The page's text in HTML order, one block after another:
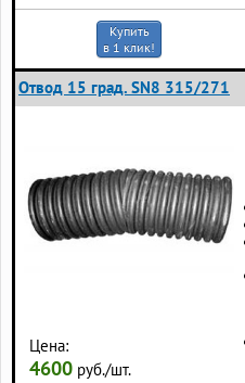
Купить
в 1 клик!
Отвод 15 град. SN8 315/271
Цена:
4600 руб./шт.